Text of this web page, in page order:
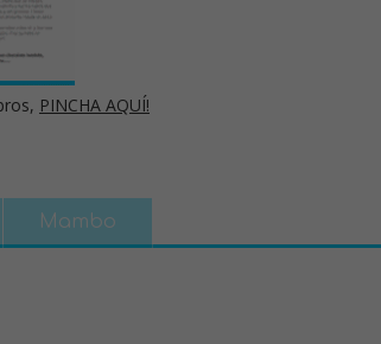
PINCHA AQUÍ!
Mambo